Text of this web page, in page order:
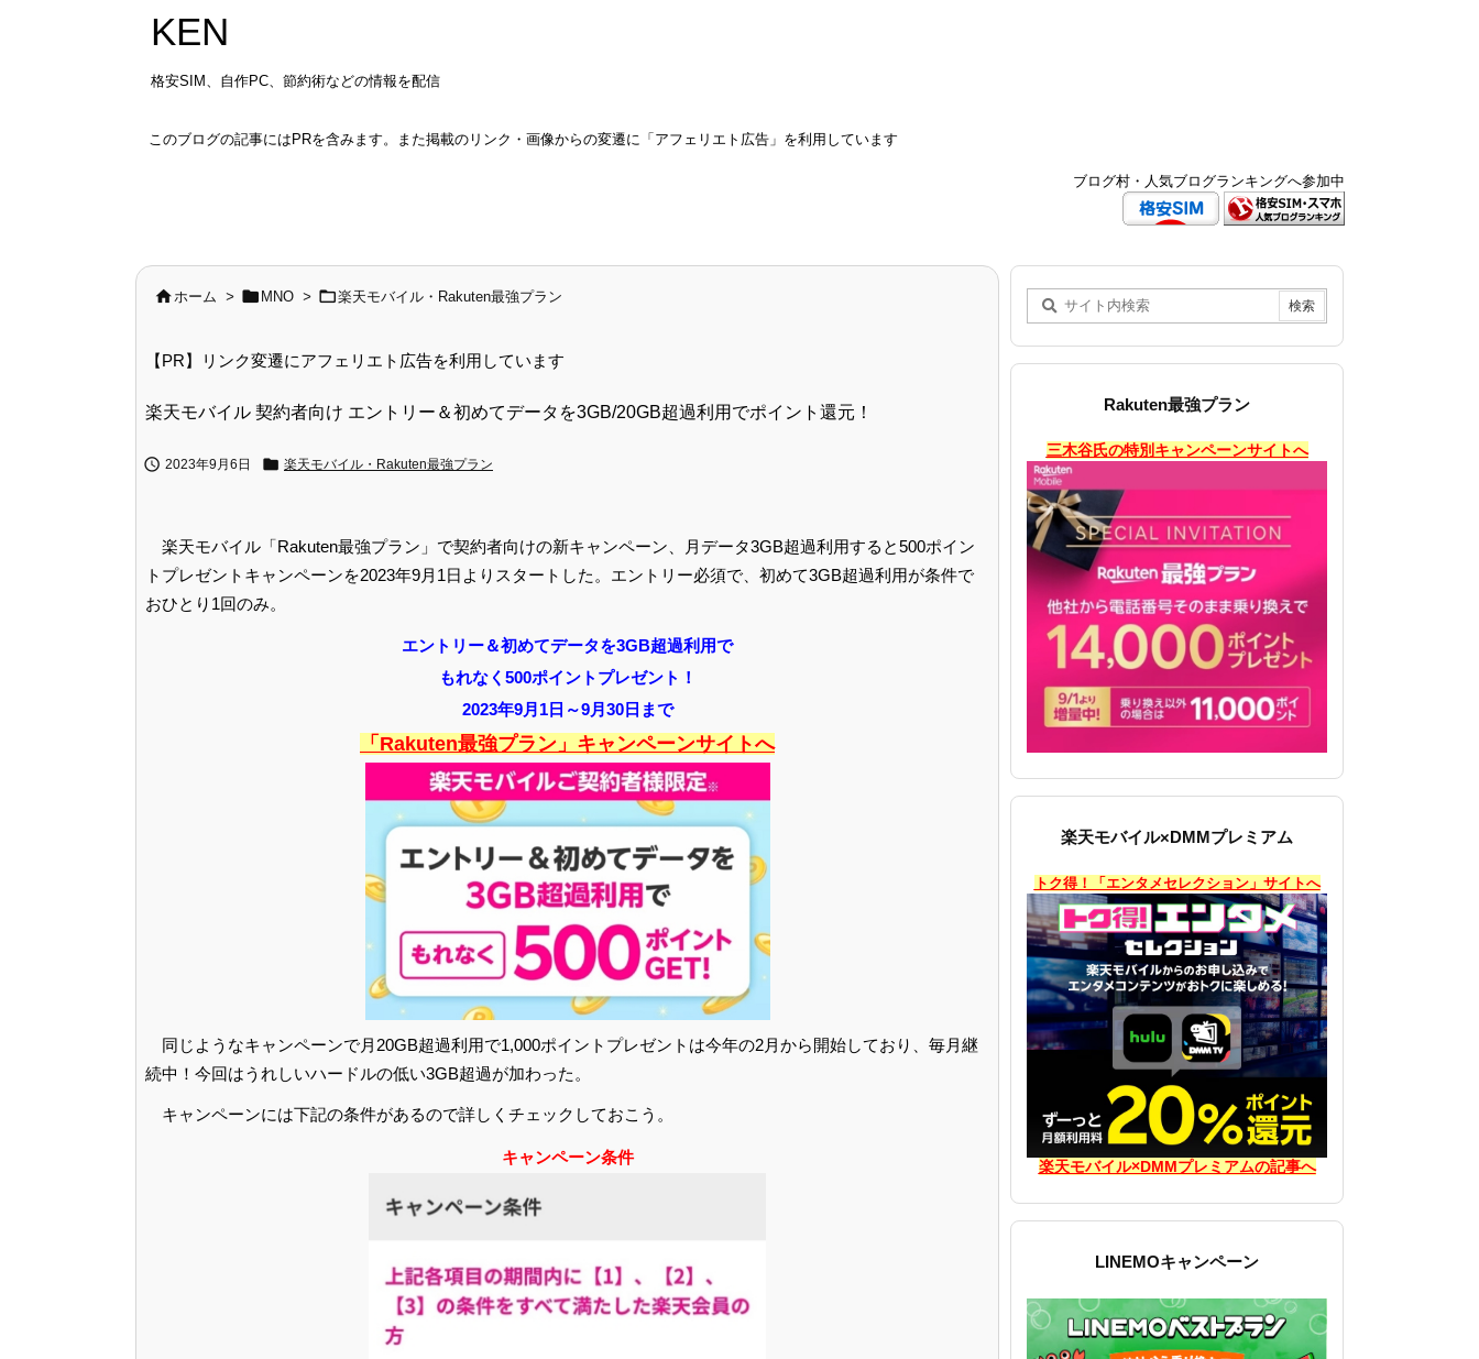
KEN
格安SIM、自作PC、節約術などの情報を配信
このブログの記事にはPRを含みます。また掲載のリンク・画像からの変遷に「アフェリエト広告」を利用しています
ブログ村・人気ブログランキングへ参加中
 ホーム >  MNO > 楽天モバイル・Rakuten最強プラン
【PR】リンク変遷にアフェリエト広告を利用しています
楽天モバイル 契約者向け エントリー＆初めてデータを3GB/20GB超過利用でポイント還元！
 2023年9月6日  楽天モバイル・Rakuten最強プラン
楽天モバイル「Rakuten最強プラン」で契約者向けの新キャンペーン、月データ3GB超過利用すると500ポイン
トプレゼントキャンペーンを2023年9月1日よりスタートした。エントリー必須で、初めて3GB超過利用が条件で
おひとり1回のみ。
エントリー＆初めてデータを3GB超過利用で
もれなく500ポイントプレゼント！
2023年9月1日～9月30日まで
「Rakuten最強プラン」キャンペーンサイトへ
同じようなキャンペーンで月20GB超過利用で1,000ポイントプレゼントは今年の2月から開始しており、毎月継
続中！今回はうれしいハードルの低い3GB超過が加わった。
キャンペーンには下記の条件があるので詳しくチェックしておこう。
キャンペーン条件
Rakuten最強プラン
三木谷氏の特別キャンペーンサイトへ
楽天モバイル×DMMプレミアム
トク得！「エンタメセレクション」サイトへ
楽天モバイル×DMMプレミアムの記事へ
LINEMOキャンペーン